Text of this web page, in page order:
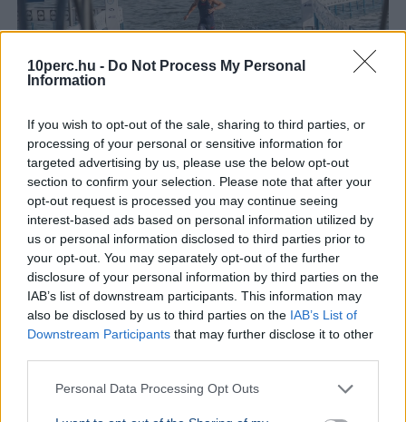
10perc.hu - Do Not Process My Personal
Information
If you wish to opt-out of the sale, sharing to third parties, or
processing of your personal or sensitive information for
targeted advertising by us, please use the below opt-out
section to confirm your selection. Please note that after your
opt-out request is processed you may continue seeing
interest-based ads based on personal information utilized by
us or personal information disclosed to third parties prior to
your opt-out. You may separately opt-out of the further
disclosure of your personal information by third parties on the
IAB’s list of downstream participants. This information may
also be disclosed by us to third parties on the IAB’s List of
Downstream Participants that may further disclose it to other
Personal Data Processing Opt Outs
Balaton
Nagy Nándor nyerte a kétszer elhalasztott 44. Lidl
Balaton-átúszást, amelyre közel 11 ezer nevezés
érkezett 60 országból.Bővebben...